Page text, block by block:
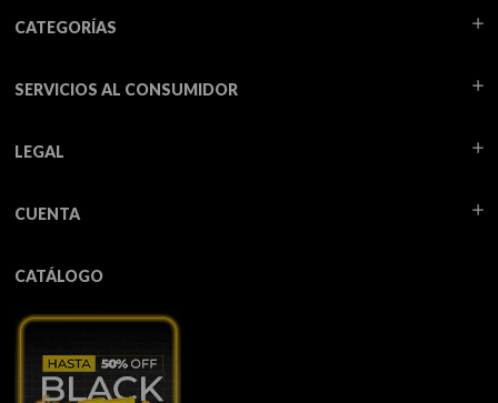
CATEGORÍAS
SERVICIOS AL CONSUMIDOR
LEGAL
CUENTA
CATÁLOGO